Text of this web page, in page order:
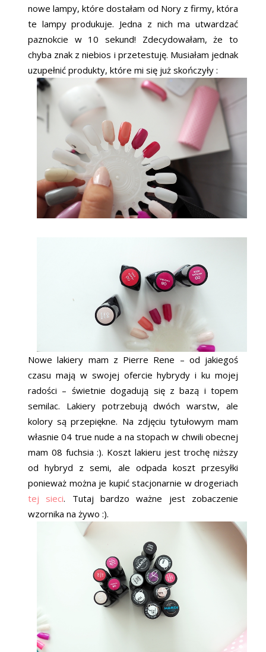
nowe lampy, które dostałam od Nory z firmy, która
te lampy produkuje. Jedna z nich ma utwardzać
paznokcie w 10 sekund! Zdecydowałam, że to
chyba znak z niebios i przetestuję. Musiałam jednak
uzupełnić produkty, które mi się już skończyły :
Nowe lakiery mam z Pierre Rene – od jakiegoś
czasu mają w swojej ofercie hybrydy i ku mojej
radości – świetnie dogadują się z bazą i topem
semilac. Lakiery potrzebują dwóch warstw, ale
kolory są przepiękne. Na zdjęciu tytułowym mam
własnie 04 true nude a na stopach w chwili obecnej
mam 08 fuchsia :). Koszt lakieru jest trochę niższy
od hybryd z semi, ale odpada koszt przesyłki
ponieważ można je kupić stacjonarnie w drogeriach
tej sieci. Tutaj bardzo ważne jest zobaczenie
wzornika na żywo :).